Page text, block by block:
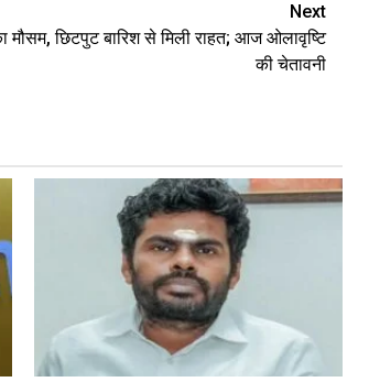
Next
मौसम, छिटपुट बारिश से मिली राहत; आज ओलावृष्टि
की चेतावनी